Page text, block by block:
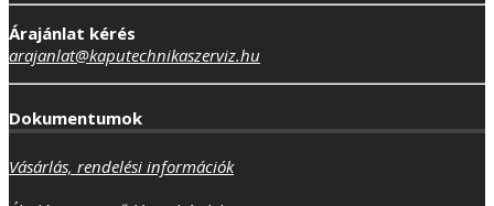
Árajánlat kérés
arajanlat@kaputechnikaszerviz.hu
Dokumentumok
Vásárlás, rendelési információk